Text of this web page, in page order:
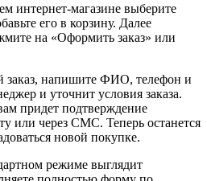
интернет-магазине выберите
его в корзину. Далее
на «Оформить заказ» или
заказ, напишите ФИО, телефон и
и уточнит условия заказа.
придет подтверждение
или через СМС. Теперь останется
новой покупке.
режиме выглядит